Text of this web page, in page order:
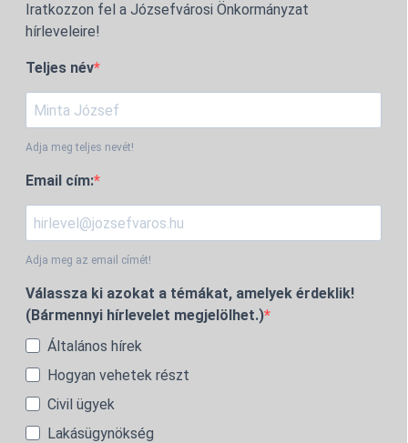
Iratkozzon fel a Józsefvárosi Önkormányzat
hírleveleire!
Teljes név
Adja meg teljes nevét!
Email cím:
Adja meg az email címét!
Válassza ki azokat a témákat, amelyek érdeklik!
(Bármennyi hírlevelet megjelölhet.)
Általános hírek
Hogyan vehetek részt
Civil ügyek
Lakásügynökség